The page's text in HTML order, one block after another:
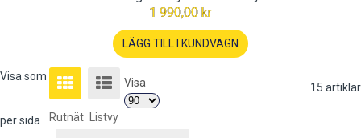
1 990,00 kr
LÄGG TILL I KUNDVAGN
Visa som
Rutnät Listvy
15 artiklar
Visa
per sida